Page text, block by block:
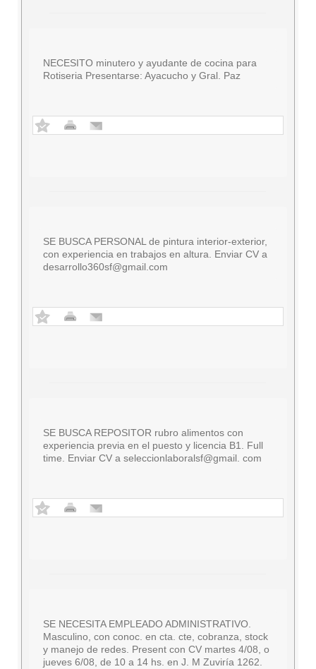
NECESITO minutero y ayudante de cocina para
Rotiseria Presentarse: Ayacucho y Gral. Paz
SE BUSCA PERSONAL de pintura interior-exterior,
con experiencia en trabajos en altura. Enviar CV a
desarrollo360sf@gmail.com
SE BUSCA REPOSITOR rubro alimentos con
experiencia previa en el puesto y licencia B1. Full
time. Enviar CV a seleccionlaboralsf@gmail. com
SE NECESITA EMPLEADO ADMINISTRATIVO.
Masculino, con conoc. en cta. cte, cobranza, stock
y manejo de redes. Present con CV martes 4/08, o
jueves 6/08, de 10 a 14 hs. en J. M Zuviría 1262.